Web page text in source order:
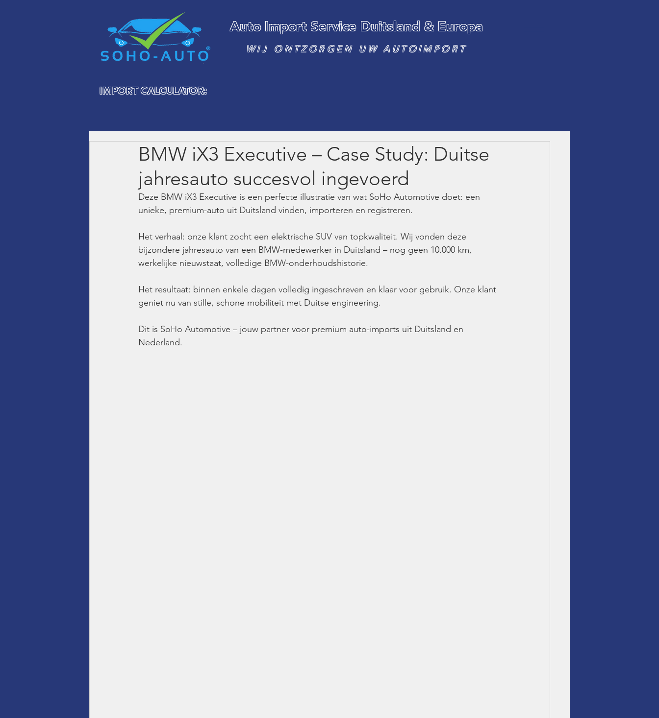
Auto Import Service Duitsland & Europa
WIJ ONTZORGEN UW AUTOIMPORT
IMPORT CALCULATOR:
BMW iX3 Executive – Case Study: Duitse
jahresauto succesvol ingevoerd
Deze BMW iX3 Executive is een perfecte illustratie van wat SoHo Automotive doet: een
unieke, premium-auto uit Duitsland vinden, importeren en registreren.
Het verhaal: onze klant zocht een elektrische SUV van topkwaliteit. Wij vonden deze
bijzondere jahresauto van een BMW-medewerker in Duitsland – nog geen 10.000 km,
werkelijke nieuwstaat, volledige BMW-onderhoudshistorie.
Het resultaat: binnen enkele dagen volledig ingeschreven en klaar voor gebruik. Onze klant
geniet nu van stille, schone mobiliteit met Duitse engineering.
Dit is SoHo Automotive – jouw partner voor premium auto-imports uit Duitsland en
Nederland.